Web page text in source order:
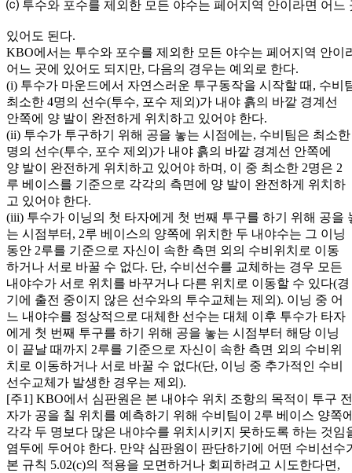
⒞ 투수와 포수를 제외한 모든 야수는 페어지역 안이라면 어느
있어도 된다.
KBO에서는 투수와 포수를 제외한 모든 야수는 페어지역 안이
어느 곳에 있어도 되지만, 다음의 경우는 예외로 한다.
(i) 투수가 마운드에서 자연스러운 투구동작을 시작할 때, 수비
최소한 4명의 선수(투수, 포수 제외)가 내야 흙의 바깥 경계선
안쪽에 양 발이 완전하게 위치하고 있어야 한다.
(ii) 투수가 투구하기 위해 공을 놓는 시점에는, 수비팀은 최소한
명의 선수(투수, 포수 제외)가 내야 흙의 바깥 경계선 안쪽에
양 발이 완전하게 위치하고 있어야 하며, 이 중 최소한 2명은 2
루 베이스를 기준으로 각각의 측면에 양 발이 완전하게 위치하
고 있어야 한다.
(iii) 투수가 이닝의 첫 타자에게 첫 번째 투구를 하기 위해 공을
는 시점부터, 2루 베이스의 양쪽에 위치한 두 내야수는 그 이닝
동안 2루를 기준으로 자신이 속한 측면 외의 수비위치로 이동
하거나 서로 바꿀 수 없다. 단, 수비선수를 교체하는 경우 모든
내야수가 서로 위치를 바꾸거나 다른 위치로 이동할 수 있다(경
기에 출전 중이지 않은 선수와의 투수교체는 제외). 이닝 중 어
느 내야수를 정상적으로 대체한 선수는 대체 이후 투수가 타자
에게 첫 번째 투구를 하기 위해 공을 놓는 시점부터 해당 이닝
이 끝날 때까지 2루를 기준으로 자신이 속한 측면 외의 수비위
치로 이동하거나 서로 바꿀 수 없다(단, 이닝 중 추가적인 수비
선수교체가 발생한 경우는 제외).
[주1] KBO에서 심판원은 본 내야수 위치 조항의 목적이 투구
자가 공을 칠 위치를 예측하기 위해 수비팀이 2루 베이스 양쪽에
각각 두 명보다 많은 내야수를 위치시키지 못하도록 하는 것임
염두에 두어야 한다. 만약 심판원이 판단하기에 어떤 수비선수
본 규칙 5.02(c)의 적용을 모면하거나 회피하려고 시도한다면,